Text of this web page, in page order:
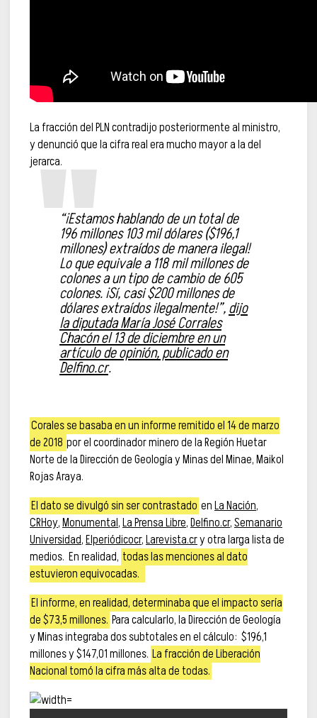
La fracción del PLN contradijo posteriormente al ministro,
y denunció que la cifra real era mucho mayor a la del
jerarca.
“¡Estamos hablando de un total de
196 millones 103 mil dólares ($196,1
millones) extraídos de manera ilegal!
Lo que equivale a 118 mil millones de
colones a un tipo de cambio de 605
colones. ¡Sí, casi $200 millones de
dólares extraídos ilegalmente!”,dijo
la diputada María José Corrales
Chacón el 13 de diciembre en un
artículo de opinión, publicado en
Delfino.cr.
Corales se basaba en un informe remitido el 14 de marzo
de 2018 por el coordinador minero de la Región Huetar
Norte de la Dirección de Geología y Minas del Minae, Maikol
Rojas Araya.
El dato se divulgó sin ser contrastado enLa Nación,
CRHoy,Monumental,La Prensa Libre,Delfino.cr,Semanario
Universidad,Elperiódicocr,Larevista.cry otra larga lista de
medios. En realidad, todas las menciones al dato
estuvieron equivocadas.
El informe, en realidad, determinaba que el impacto sería
de $73,5 millones. Para calcularlo, la Dirección de Geología
y Minas integraba dos subtotales en el cálculo: $196,1
millones y $147,01 millones. La fracción de Liberación
Nacional tomó la cifra más alta de todas.